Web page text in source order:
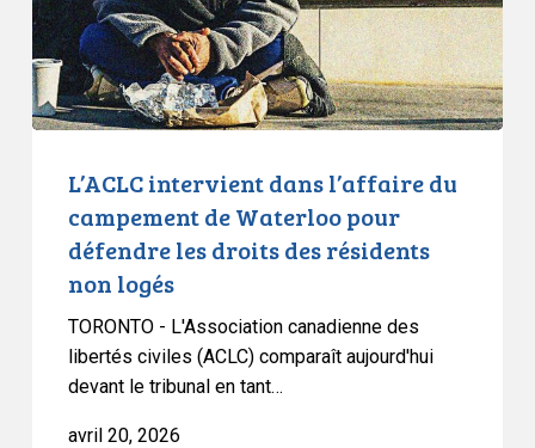
de
Waterloo
pour
défendre
les
résidents
logés
L’ACLC intervient dans l’affaire du
campement de Waterloo pour
défendre les droits des résidents
non logés
TORONTO - L'Association canadienne des
libertés civiles (ACLC) comparaît aujourd'hui
devant le tribunal en tant…
avril 20, 2026